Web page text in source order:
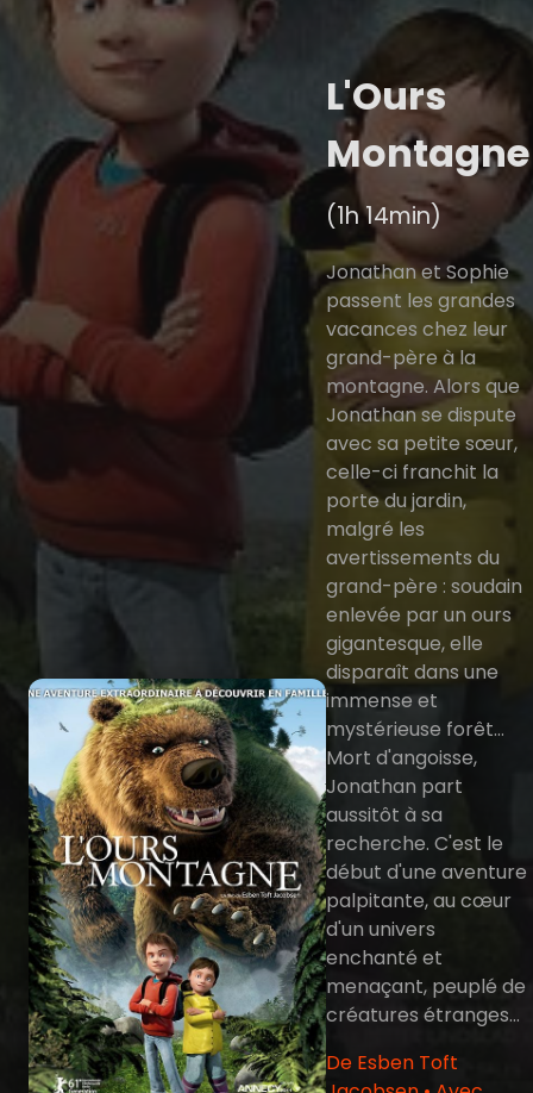
L'Ours
Montagne
(1h 14min)
Jonathan et Sophie
passent les grandes
vacances chez leur
grand-père à la
montagne. Alors que
Jonathan se dispute
avec sa petite sœur,
celle-ci franchit la
porte du jardin,
malgré les
avertissements du
grand-père : soudain
enlevée par un ours
gigantesque, elle
disparaît dans une
immense et
mystérieuse forêt…
Mort d'angoisse,
Jonathan part
aussitôt à sa
recherche. C'est le
début d'une aventure
palpitante, au cœur
d'un univers
enchanté et
menaçant, peuplé de
créatures étranges...
De Esben Toft